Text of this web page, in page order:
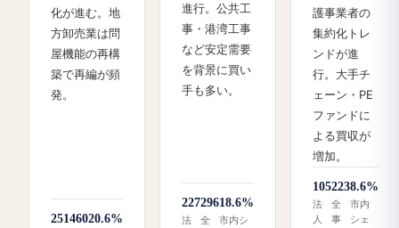
化が進む。地
方卸売業は問
屋機能の再構
築で再編が頻
発。
25146020.6%
進行。公共工
事・港湾工事
など安定需要
を背景に買い
手も多い。
227
法
296
全
18.6%
市内シ
護事業者の
集約化トレ
ンドが進
行。大手チ
ェーン・PE
ファンドに
よる買収が
増加。
105
法
人
223
全
事
8.6%
市内
シェ